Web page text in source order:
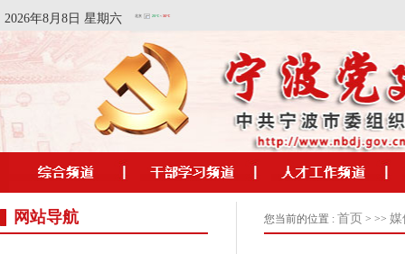
2026年8月8日 星期六
网站导航 您当前的位置 : 首页 > >> 媒